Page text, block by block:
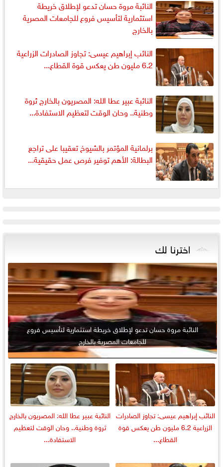
النائبة مروة حسان تدعو لإطلاق خريطة
استثمارية لتأسيس فروع للجامعات المصرية
بالخارج
النائب إبراهيم عيسى: تجاوز الصادرات الزراعية
6.2 مليون طن يعكس قوة القطاع...
النائبة عبير عطا الله: المصريون بالخارج ثروة
وطنية.. وحان الوقت لتعظيم الاستفادة...
برلمانية المؤتمر بالشيوخ تعقيبا على تراجع
البطالة: الأهم توفير فرص عمل حقيقية...
اخترنا لك
النائبة مروة حسان تدعو لإطلاق خريطة استثمارية لتأسيس فروع
للجامعات المصرية بالخارج
النائب إبراهيم عيسى: تجاوز الصادرات
الزراعية 6.2 مليون طن يعكس قوة
القطاع...
النائبة عبير عطا الله: المصريون بالخارج
ثروة وطنية.. وحان الوقت لتعظيم
الاستفادة...